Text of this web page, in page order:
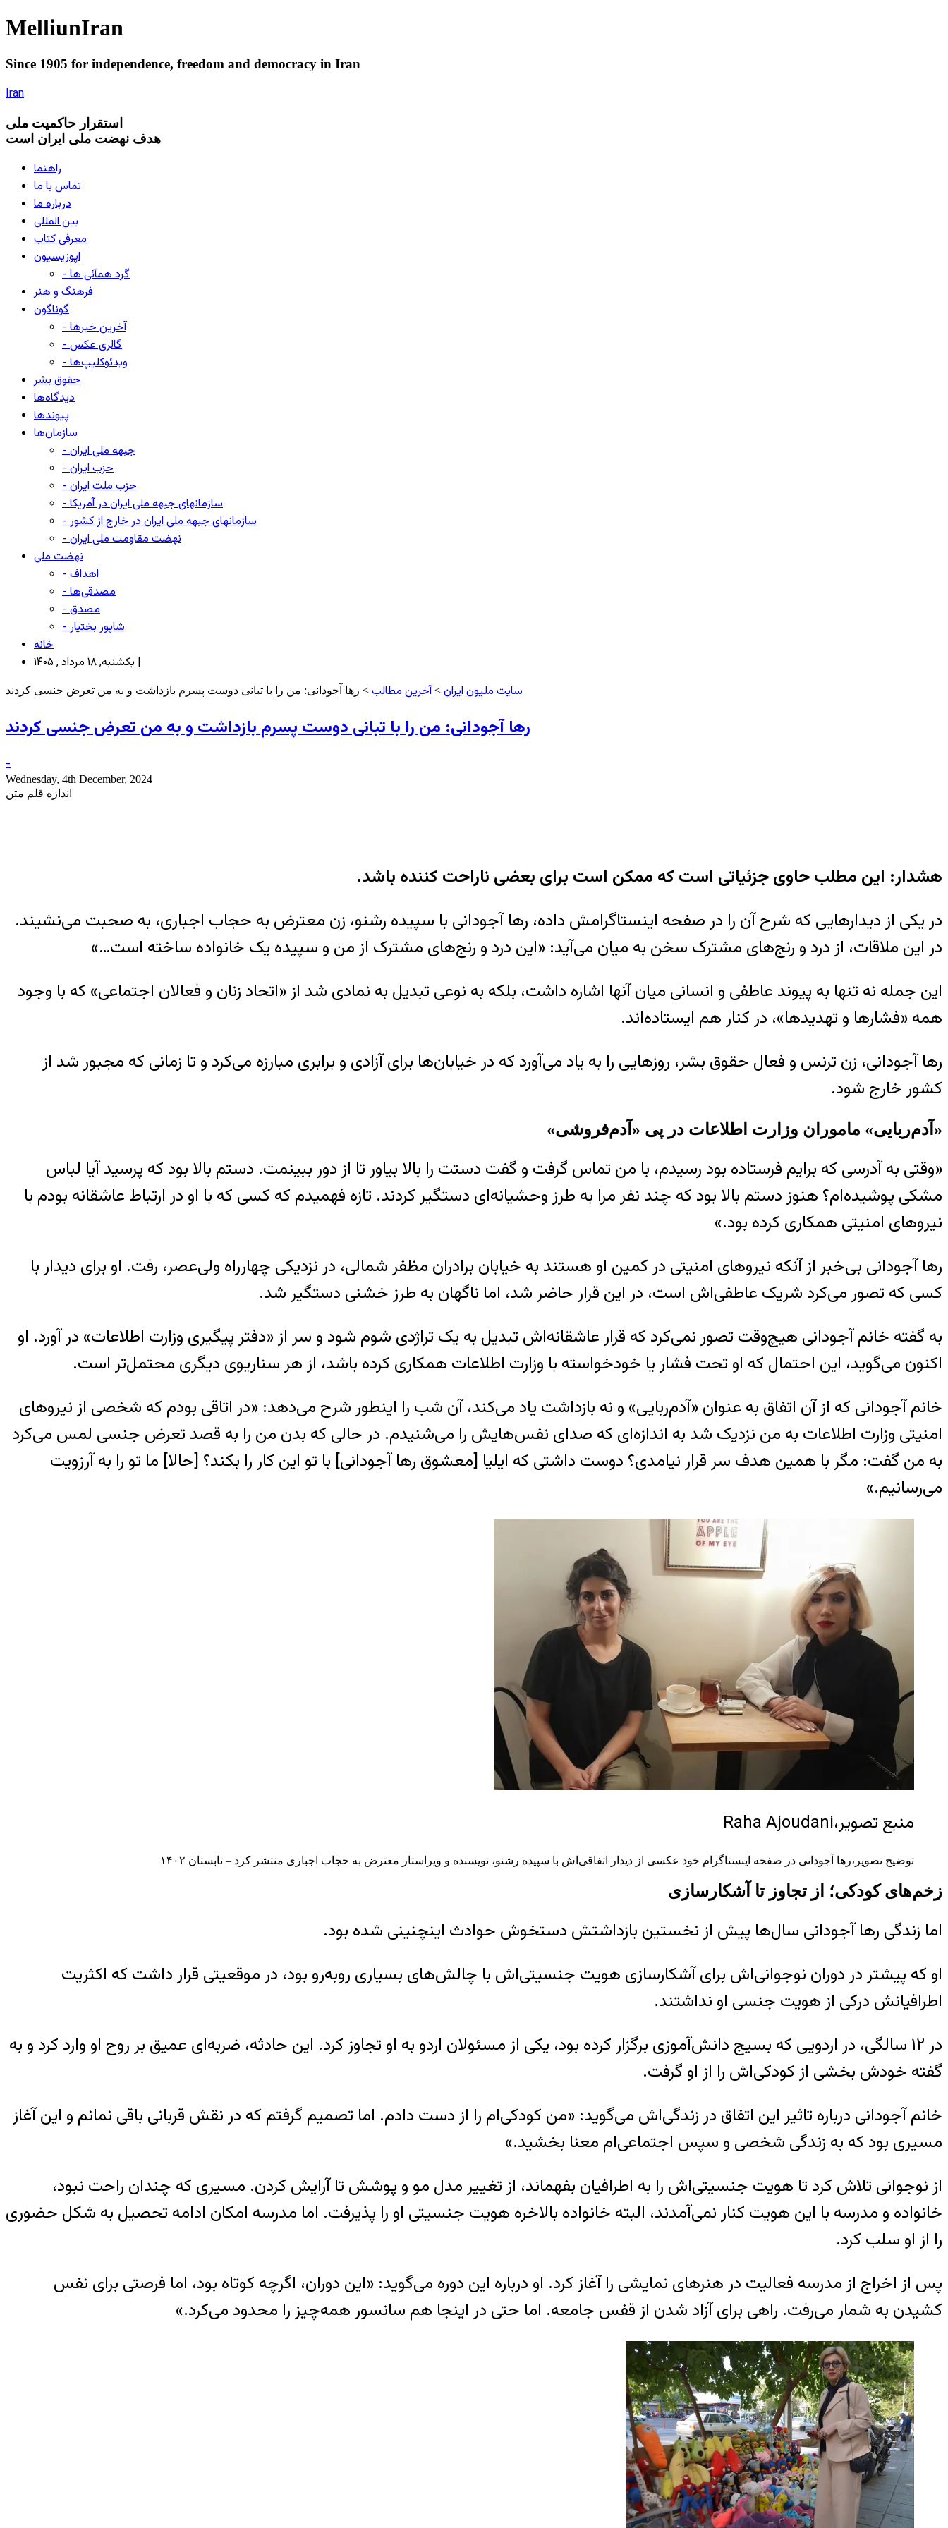
MelliunIran
Since 1905 for independence, freedom and democracy in Iran
Iran
استقرار حاکميت ملی
هدف نهضت ملی ایران است
راهنما
تماس با ما
درباره ما
بین المللی
معرفی کتاب
اپوزیسیون
- گرد همآئی ها
فرهنگ و هنر
گوناگون
- آخرین خبرها
- گالری عکس
- ویدئوکلیپ‌ها
حقوق بشر
دیدگاه‌ها
پیوندها
سازمان‌ها
- جبهه ملی ایران
- حزب ایران
- حزب ملت ایران
- سازمانهای جبهه ملی ایران در آمریکا
- سازمانهای جبهه ملی ایران در خارج از کشور
- نهضت مقاومت ملی ایران
نهضت ملی
- اهداف
- مصدقی‌ها
- مصدق
- شاپور بختیار
خانه
یکشنبه, ۱۸ مرداد , ۱۴۰۵ |
سایت ملیون ایران >آخرین مطالب > رها آجودانی: من را با تبانی دوست پسرم بازداشت و به من تعرض جنسی کردند
رها آجودانی: من را با تبانی دوست پسرم بازداشت و به من تعرض جنسی کردند
-
Wednesday, 4th December, 2024
اندازه قلم متن
هشدار: این مطلب حاوی جزئیاتی است که ممکن است برای بعضی ناراحت کننده باشد.
در یکی از دیدارهایی که شرح آن را در صفحه اینستاگرامش داده، رها آجودانی با سپیده رشنو، زن معترض به حجاب اجباری، به صحبت می‌نشیند.
در این ملاقات، از درد و رنج‌های مشترک سخن به میان می‌آید: «این درد و رنج‌های مشترک از من و سپیده یک خانواده ساخته است…»
این جمله نه تنها به پیوند عاطفی و انسانی میان آنها اشاره داشت، بلکه به نوعی تبدیل به نمادی شد از «اتحاد زنان و فعالان اجتماعی» که با وجود
همه «فشارها و تهدیدها»، در کنار هم ایستاده‌اند.
رها آجودانی، زن ترنس و فعال حقوق بشر، روزهایی را به یاد می‌آورد که در خیابان‌ها برای آزادی و برابری مبارزه می‌کرد و تا زمانی که مجبور شد از
کشور خارج شود.
«آدم‌ربایی» ماموران وزارت اطلاعات در پی «آدم‌فروشی»
«وقتی به آدرسی که برایم فرستاده بود رسیدم، با من تماس گرفت و گفت دستت را بالا بیاور تا از دور ببینمت. دستم بالا بود که پرسید آیا لباس
مشکی پوشیده‌ام؟ هنوز دستم بالا بود که چند نفر مرا به طرز وحشیانه‌ای دستگیر کردند. تازه فهمیدم که کسی که با او در ارتباط عاشقانه بودم با
نیروهای امنیتی همکاری کرده بود.»
رها آجودانی بی‌خبر از آنکه نیروهای امنیتی در کمین او هستند به خیابان برادران مظفر شمالی، در نزدیکی چهارراه ولی‌عصر، رفت. او برای دیدار با
کسی که تصور می‌کرد شریک عاطفی‌اش است، در این قرار حاضر شد، اما ناگهان به طرز خشنی دستگیر شد.
به گفته خانم آجودانی هیچ‌وقت تصور نمی‌کرد که قرار عاشقانه‌اش تبدیل به یک تراژدی شوم شود و سر از «دفتر پیگیری وزارت اطلاعات» در آورد. او
اکنون می‌گوید، این احتمال که او تحت فشار یا خودخواسته با وزارت اطلاعات همکاری کرده باشد، از هر سناریوی دیگری محتمل‌تر است.
خانم آجودانی که از آن اتفاق به عنوان «آدم‌ربایی» و نه بازداشت یاد می‌کند، آن شب را اینطور شرح می‌دهد: «در اتاقی بودم که شخصی از نیروهای
امنیتی وزارت اطلاعات به من نزدیک شد به اندازه‌ای که صدای نفس‌هایش را می‌شنیدم. در حالی که بدن من را به قصد تعرض جنسی لمس می‌کرد
به من گفت: مگر با همین هدف سر قرار نیامدی؟ دوست داشتی که ایلیا [معشوق رها آجودانی] با تو این کار را بکند؟ [حالا] ما تو را به آرزویت
می‌رسانیم.»
منبع تصویر،Raha Ajoudani
توضیح تصویر،رها آجودانی در صفحه اینستاگرام خود عکسی از دیدار اتفاقی‌اش با سپیده رشنو، نویسنده و ویراستار معترض به حجاب اجباری منتشر کرد – تابستان ۱۴۰۲
زخم‌های کودکی؛ از تجاوز تا آشکارسازی
اما زندگی رها آجودانی سال‌ها پیش از نخستین بازداشتش دستخوش حوادث اینچنینی شده بود.
او که پیشتر در دوران نوجوانی‌اش برای آشکارسازی هویت جنسیتی‌اش با چالش‌های بسیاری روبه‌رو بود، در موقعیتی قرار داشت که اکثریت
اطرافیانش درکی از هویت جنسی او نداشتند.
در ۱۲ سالگی، در اردویی که بسیج دانش‌آموزی برگزار کرده بود، یکی از مسئولان اردو به او تجاوز کرد. این حادثه، ضربه‌ای عمیق بر روح او وارد کرد و به
گفته خودش بخشی از کودکی‌اش را از او گرفت.
خانم آجودانی درباره تاثیر این اتفاق در زندگی‌اش می‌گوید: «من کودکی‌ام را از دست دادم. اما تصمیم گرفتم که در نقش قربانی باقی نمانم و این آغاز
مسیری بود که به زندگی شخصی و سپس اجتماعی‌ام معنا بخشید.»
از نوجوانی تلاش کرد تا هویت جنسیتی‌اش را به اطرافیان بفهماند، از تغییر مدل مو و پوشش تا آرایش کردن. مسیری که چندان راحت نبود،
خانواده و مدرسه با این هویت کنار نمی‌آمدند، البته خانواده بالاخره هویت جنسیتی او را پذیرفت. اما مدرسه امکان ادامه تحصیل به شکل حضوری
را از او سلب کرد.
پس از اخراج از مدرسه فعالیت در هنرهای نمایشی را آغاز کرد. او درباره این دوره می‌گوید: «این دوران، اگرچه کوتاه بود، اما فرصتی برای نفس
کشیدن به شمار می‌رفت. راهی برای آزاد شدن از قفس جامعه. اما حتی در اینجا هم سانسور همه‌چیز را محدود می‌کرد.»